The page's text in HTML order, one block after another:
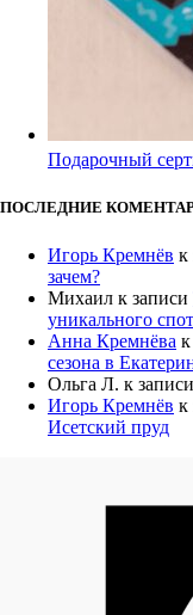
Подарочный
ПОСЛЕДНИЕ
Игорь Кремнёв к
зачем?
Михаил к записи
уникального
Анна Кремнёва
сезона в
Ольга Л. к записи
Игорь Кремнёв к
Исетский пруд